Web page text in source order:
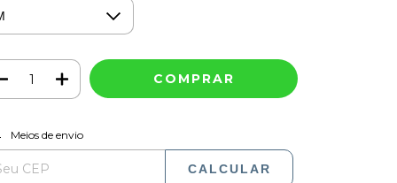
para o CEP:
Meios de envio
CALCULAR